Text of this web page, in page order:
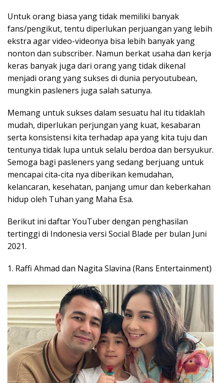
Untuk orang biasa yang tidak memiliki banyak
fans/pengikut, tentu diperlukan perjuangan yang lebih
ekstra agar video-videonya bisa lebih banyak yang
nonton dan subscriber. Namun berkat usaha dan kerja
keras banyak juga dari orang yang tidak dikenal
menjadi orang yang sukses di dunia peryoutubean,
mungkin pasleners juga salah satunya.
Memang untuk sukses dalam sesuatu hal itu tidaklah
mudah, diperlukan perjungan yang kuat, kesabaran
serta konsistensi kita terhadap apa yang kita tuju dan
tentunya tidak lupa untuk selalu berdoa dan bersyukur.
Semoga bagi pasleners yang sedang berjuang untuk
mencapai cita-cita nya diberikan kemudahan,
kelancaran, kesehatan, panjang umur dan keberkahan
hidup oleh Tuhan yang Maha Esa.
Berikut ini daftar YouTuber dengan penghasilan
tertinggi di Indonesia versi Social Blade per bulan Juni
2021.
1. Raffi Ahmad dan Nagita Slavina (Rans Entertainment)